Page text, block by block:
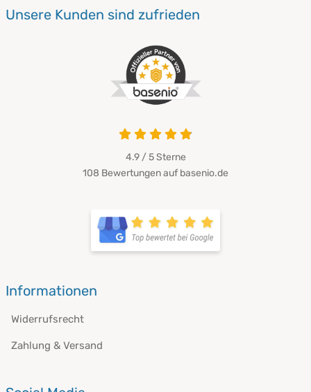
Unsere Kunden sind zufrieden
4.9 / 5Sterne
108 Bewertungen auf basenio.de
Informationen
Widerrufsrecht
Zahlung & Versand